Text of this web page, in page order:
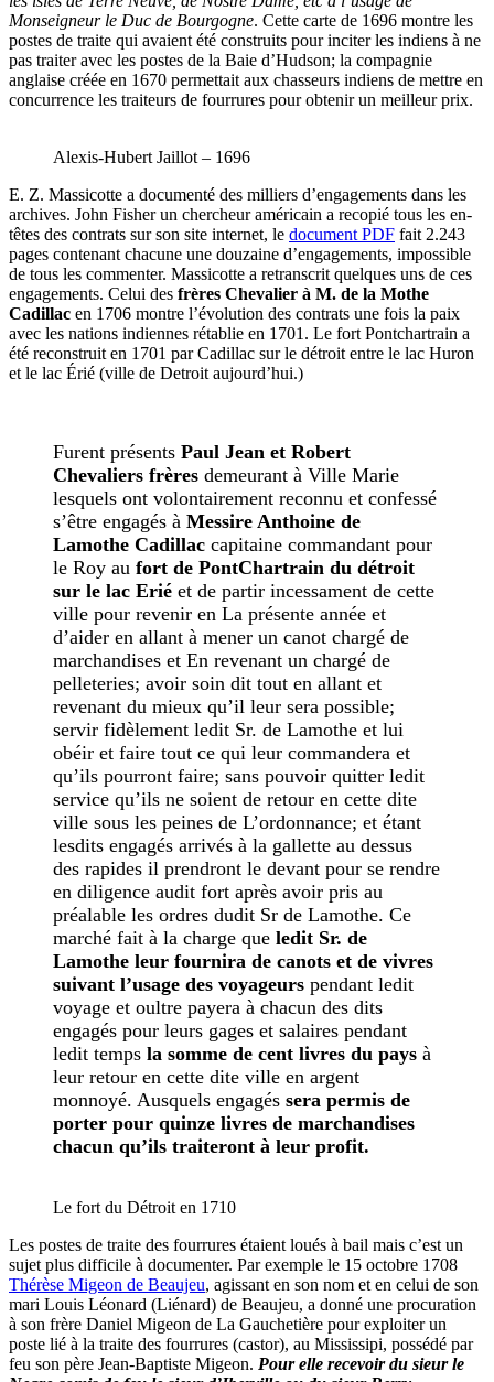
Monseigneur le Duc de Bourgogne. Cette carte de 1696 montre les
postes de traite qui avaient été construits pour inciter les indiens à ne
pas traiter avec les postes de la Baie d’Hudson; la compagnie
anglaise créée en 1670 permettait aux chasseurs indiens de mettre en
concurrence les traiteurs de fourrures pour obtenir un meilleur prix.
Alexis-Hubert Jaillot – 1696
E. Z. Massicotte a documenté des milliers d’engagements dans les
archives. John Fisher un chercheur américain a recopié tous les en-
têtes des contrats sur son site internet, le document PDF fait 2.243
pages contenant chacune une douzaine d’engagements, impossible
de tous les commenter. Massicotte a retranscrit quelques uns de ces
engagements. Celui des frères Chevalier à M. de la Mothe
Cadillac en 1706 montre l’évolution des contrats une fois la paix
avec les nations indiennes rétablie en 1701. Le fort Pontchartrain a
été reconstruit en 1701 par Cadillac sur le détroit entre le lac Huron
et le lac Érié (ville de Detroit aujourd’hui.)
Furent présents Paul Jean et Robert
Chevaliers frères demeurant à Ville Marie
lesquels ont volontairement reconnu et confessé
s’être engagés à Messire Anthoine de
Lamothe Cadillac capitaine commandant pour
le Roy au fort de PontChartrain du détroit
sur le lac Erié et de partir incessament de cette
ville pour revenir en La présente année et
d’aider en allant à mener un canot chargé de
marchandises et En revenant un chargé de
pelleteries; avoir soin dit tout en allant et
revenant du mieux qu’il leur sera possible;
servir fidèlement ledit Sr. de Lamothe et lui
obéir et faire tout ce qui leur commandera et
qu’ils pourront faire; sans pouvoir quitter ledit
service qu’ils ne soient de retour en cette dite
ville sous les peines de L’ordonnance; et étant
lesdits engagés arrivés à la gallette au dessus
des rapides il prendront le devant pour se rendre
en diligence audit fort après avoir pris au
préalable les ordres dudit Sr de Lamothe. Ce
marché fait à la charge que ledit Sr. de
Lamothe leur fournira de canots et de vivres
suivant l’usage des voyageurs pendant ledit
voyage et oultre payera à chacun des dits
engagés pour leurs gages et salaires pendant
ledit temps la somme de cent livres du pays à
leur retour en cette dite ville en argent
monnoyé. Ausquels engagés sera permis de
porter pour quinze livres de marchandises
chacun qu’ils traiteront à leur profit.
Le fort du Détroit en 1710
Les postes de traite des fourrures étaient loués à bail mais c’est un
sujet plus difficile à documenter. Par exemple le 15 octobre 1708
Thérèse Migeon de Beaujeu, agissant en son nom et en celui de son
mari Louis Léonard (Liénard) de Beaujeu, a donné une procuration
à son frère Daniel Migeon de La Gauchetière pour exploiter un
poste lié à la traite des fourrures (castor), au Mississipi, possédé par
feu son père Jean-Baptiste Migeon. Pour elle recevoir du sieur le